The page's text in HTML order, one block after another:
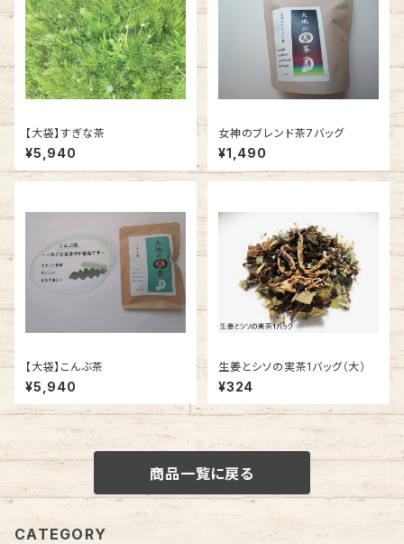
【大袋】すぎな茶
¥5,940
女神のブレンド茶7バッグ
¥1,490
【大袋】こんぶ茶
¥5,940
生姜とシソの実茶1バッグ（大）
¥324
商品一覧に戻る
CATEGORY